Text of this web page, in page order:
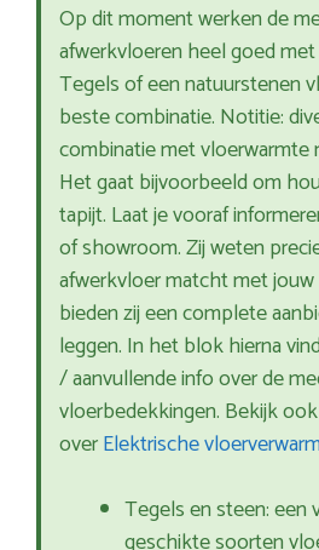
Op dit moment werken de
afwerkvloeren heel goed
Tegels of een natuurstenen
beste combinatie. Notitie:
combinatie met vloerwarmte
Het gaat bijvoorbeeld om
tapijt. Laat je vooraf
of showroom. Zij weten
afwerkvloer matcht met jouw
bieden zij een complete
leggen. In het blok hierna
/ aanvullende info over de
vloerbedekkingen. Bekijk
overElektrische
Tegels en steen: een